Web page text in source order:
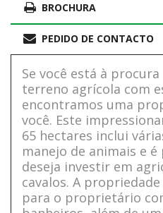
BROCHURA
PEDIDO DE CONTACTO
Se você está à
terreno agrícola com
encontramos uma
você. Este
65 hectares inclui
manejo de animais e
deseja investir em
cavalos. A
para o proprietário